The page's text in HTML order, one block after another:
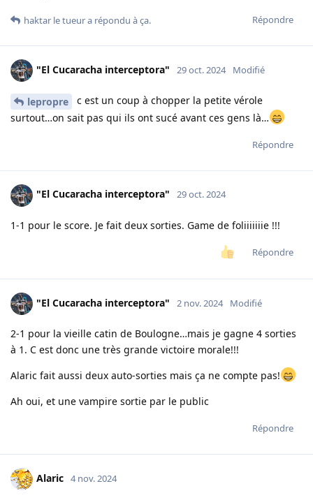
Répondre
haktar le tueura répondu à ça.
"El Cucaracha interceptora" 29 oct. 2024 Modifié
lepropre
c est un coup à chopper la petite vérole
surtout…on sait pas qui ils ont sucé avant ces gens là…
Répondre
"El Cucaracha interceptora" 29 oct. 2024
1-1 pour le score. Je fait deux sorties. Game de foliiiiiiie !!!
Répondre
"El Cucaracha interceptora" 2 nov. 2024 Modifié
2-1 pour la vieille catin de Boulogne…mais je gagne 4 sorties
à 1. C est donc une très grande victoire morale!!!
Alaric fait aussi deux auto-sorties mais ça ne compte pas!
Ah oui, et une vampire sortie par le public
Répondre
Alaric 4 nov. 2024